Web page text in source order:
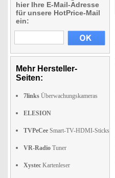
hier Ihre E-Mail-Adresse
für unsere HotPrice-Mail
ein:
Mehr Hersteller-
Seiten:
7links Überwachungskameras
ELESION
TVPeCee Smart-TV-HDMI-Sticks
VR-Radio Tuner
Xystec Kartenleser